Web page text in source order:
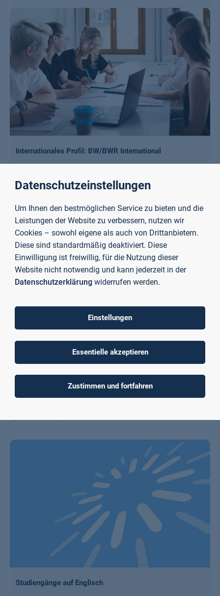
Internationales Profil: BW/BWR International
Internationaler Schwerpunkt "International Management"
In folgenden Studiengängen absolvierst du dein gesamtes
Studium in englischer Sprache
. Internationale Dozierende
Studiengänge auf Englisch
Datenschutzeinstellungen
Um Ihnen den bestmöglichen Service zu bieten und die
Leistungen der Website zu verbessern, nutzen wir
Cookies – sowohl eigene als auch von Drittanbietern.
Diese sind standardmäßig deaktiviert. Diese
Einwilligung ist freiwillig, für die Nutzung dieser
Website nicht notwendig und kann jederzeit in der
Datenschutzerklärung widerrufen werden.
Einstellungen
Essentielle akzeptieren
Zustimmen und fortfahren